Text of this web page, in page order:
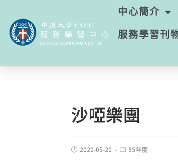
中心簡介
服務學習刊
沙啞樂團
2020-05-20 95年度